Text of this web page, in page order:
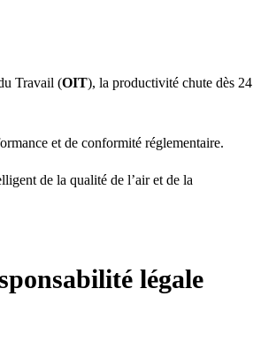
Travail (OIT), la productivité chute dès 24
et de conformité réglementaire.
de la qualité de l’air et de la
légale